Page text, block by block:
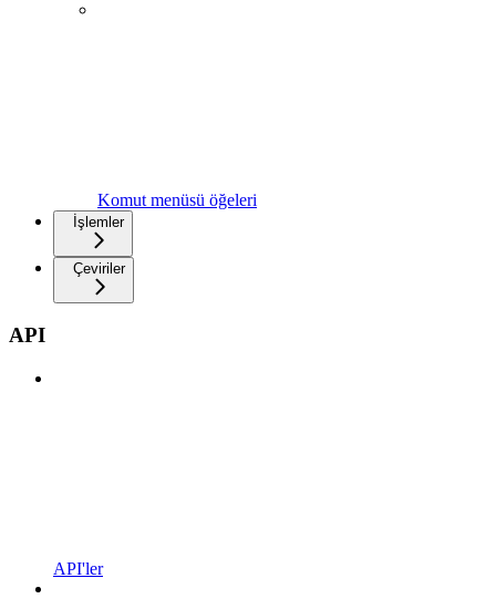
Komut menüsü öğeleri
İşlemler
Çeviriler
API
API'ler